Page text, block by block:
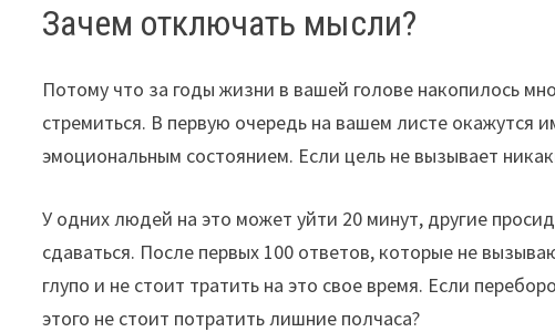
Зачем отключать мысли?
Потому что за годы жизни в вашей голове накопилось
стремиться. В первую очередь на вашем листе окажутся
эмоциональным состоянием. Если цель не вызывает
У одних людей на это может уйти 20 минут, другие
сдаваться. После первых 100 ответов, которые не
глупо и не стоит тратить на это свое время. Если
этого не стоит потратить лишние полчаса?